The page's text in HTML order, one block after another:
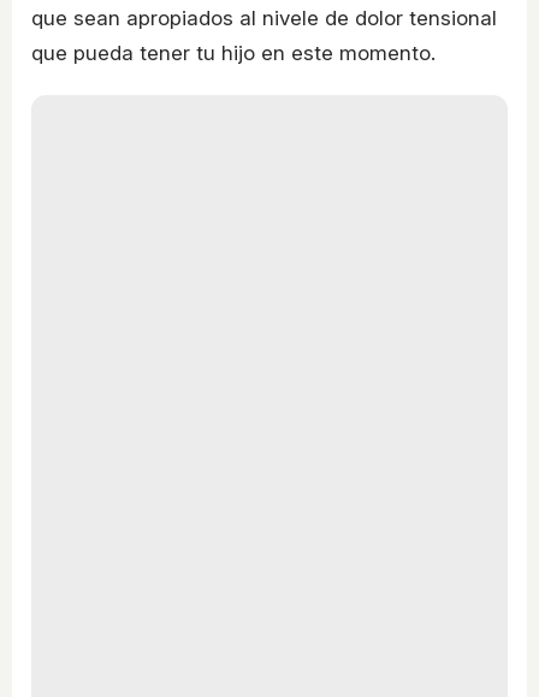
que sean apropiados al nivele de dolor tensional
que pueda tener tu hijo en este momento.